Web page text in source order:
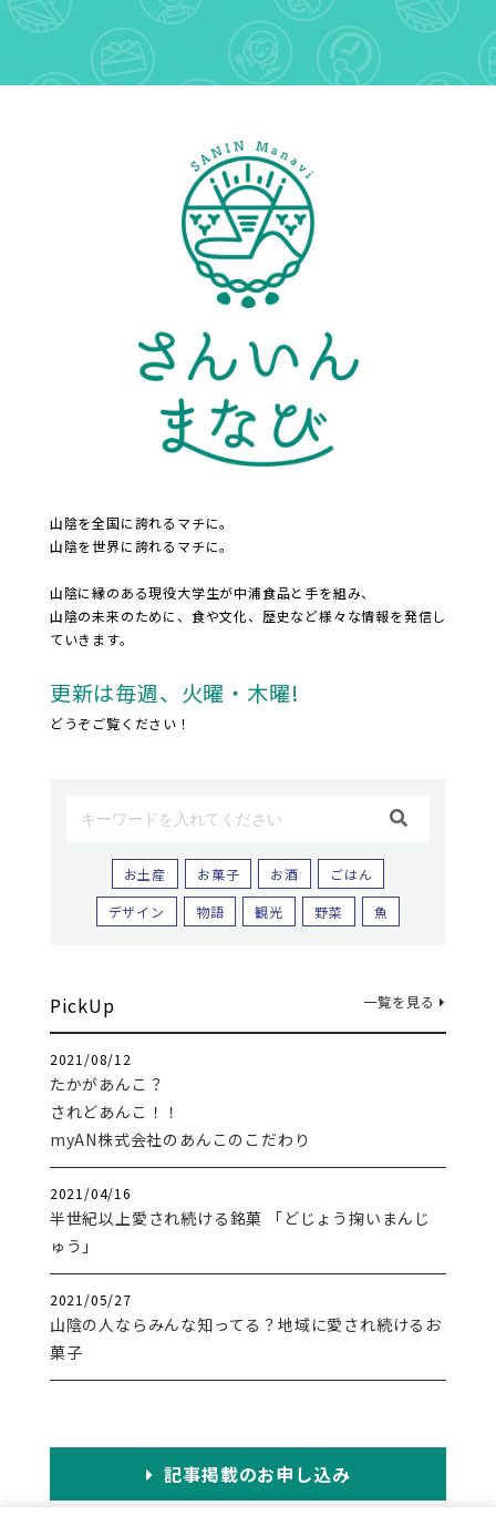
山陰を全国に誇れるマチに。
山陰を世界に誇れるマチに。
山陰に縁のある現役大学生が中浦食品と手を組み、
山陰の未来のために、食や文化、歴史など様々な情報を発信し
ていきます。
更新は毎週、火曜・木曜!
どうぞご覧ください！
お土産 お菓子 お酒
ごはん
デザイン
物語 観光 野菜 魚
PickUp 一覧を見る
2021/08/12
たかがあんこ？
されどあんこ！！
myAN株式会社のあんこのこだわり
2021/04/16
半世紀以上愛され続ける銘菓 「どじょう掬いまんじ
ゅう」
2021/05/27
山陰の人ならみんな知ってる？地域に愛され続けるお
菓子
記事掲載のお申し込み